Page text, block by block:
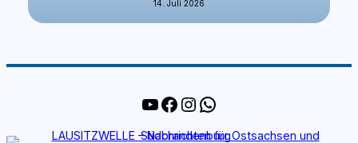
14. Juli 2026
YouTube
Facebook
Instagram
WhatsApp